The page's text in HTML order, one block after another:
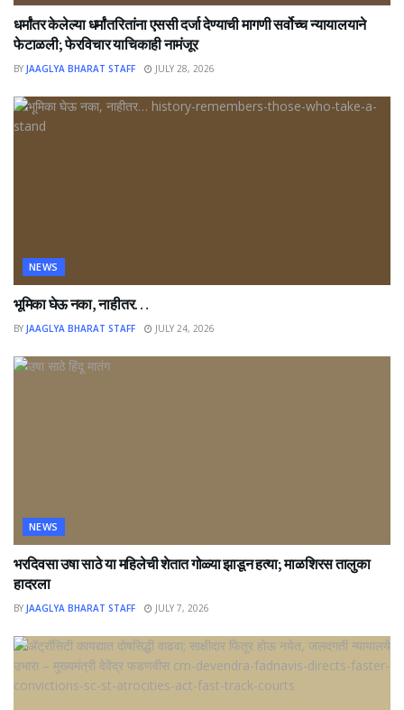
धर्मांतर केलेल्या धर्मांतरितांना एससी दर्जा देण्याची मागणी सर्वोच्च न्यायालयाने
फेटाळली; फेरविचार याचिकाही नामंजूर
BY JAAGLYA BHARAT STAFF JULY 28, 2026
NEWS
भूमिका घेऊ नका, नाहीतर…
BY JAAGLYA BHARAT STAFF JULY 24, 2026
NEWS
भरदिवसा उषा साठे या महिलेची शेतात गोळ्या झाडून हत्या; माळशिरस तालुका
हादरला
BY JAAGLYA BHARAT STAFF JULY 7, 2026